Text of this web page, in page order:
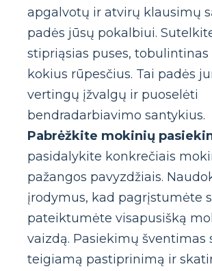
apgalvotų ir atvirų klausimų
padės jūsų pokalbiui.
stipriąsias puses,
kokius rūpesčius. Tai padės
vertingų įžvalgų ir puoselėti
bendradarbiavimo santykius.
Pabrėžkite mokinių
pasidalykite konkrečiais
pažangos pavyzdžiais.
įrodymus, kad pagrįstumėte
pateiktumėte visapusišką
vaizdą. Pasiekimų šventimas
teigiamą pastiprinimą ir